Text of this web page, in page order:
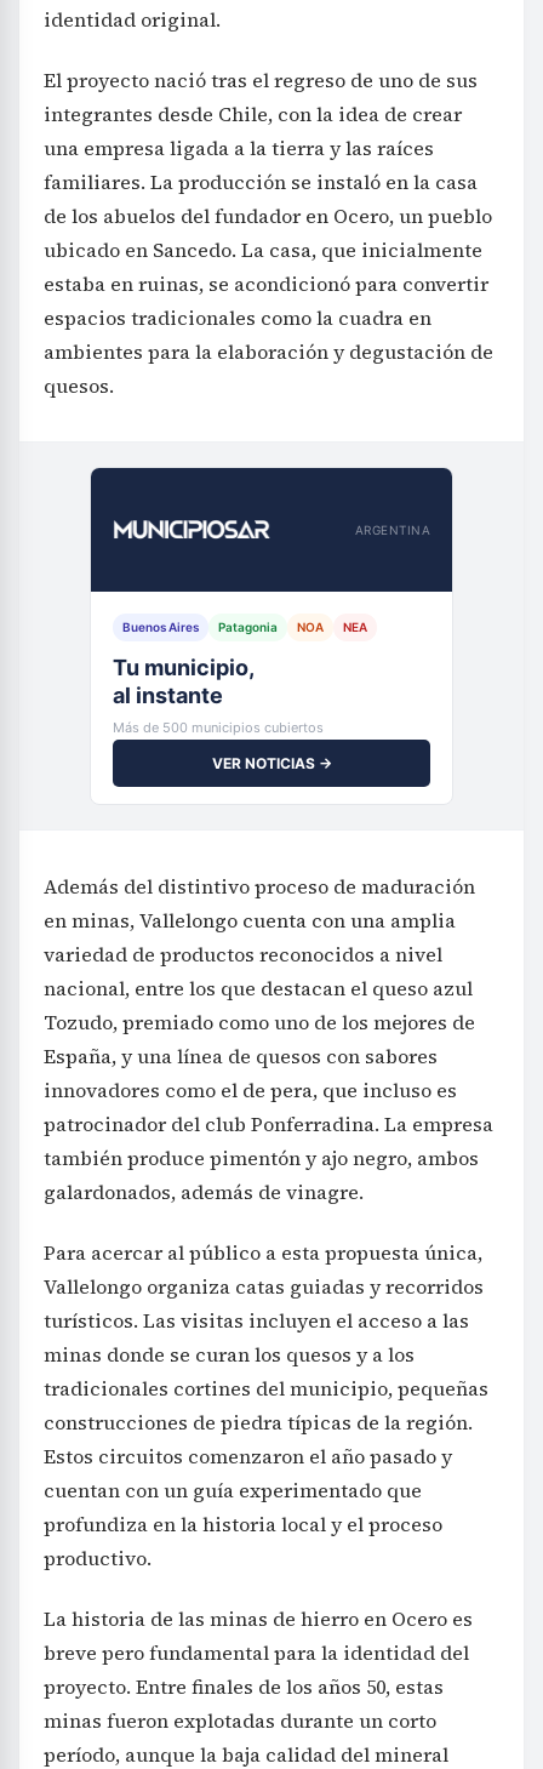
identidad original.
El proyecto nació tras el regreso de uno de sus
integrantes desde Chile, con la idea de crear
una empresa ligada a la tierra y las raíces
familiares. La producción se instaló en la casa
de los abuelos del fundador en Ocero, un pueblo
ubicado en Sancedo. La casa, que inicialmente
estaba en ruinas, se acondicionó para convertir
espacios tradicionales como la cuadra en
ambientes para la elaboración y degustación de
quesos.
ARGENTINA
Buenos Aires Patagonia NOA NEA
Tu municipio,
al instante
Más de 500 municipios cubiertos
VER NOTICIAS →
Además del distintivo proceso de maduración
en minas, Vallelongo cuenta con una amplia
variedad de productos reconocidos a nivel
nacional, entre los que destacan el queso azul
Tozudo, premiado como uno de los mejores de
España, y una línea de quesos con sabores
innovadores como el de pera, que incluso es
patrocinador del club Ponferradina. La empresa
también produce pimentón y ajo negro, ambos
galardonados, además de vinagre.
Para acercar al público a esta propuesta única,
Vallelongo organiza catas guiadas y recorridos
turísticos. Las visitas incluyen el acceso a las
minas donde se curan los quesos y a los
tradicionales cortines del municipio, pequeñas
construcciones de piedra típicas de la región.
Estos circuitos comenzaron el año pasado y
cuentan con un guía experimentado que
profundiza en la historia local y el proceso
productivo.
La historia de las minas de hierro en Ocero es
breve pero fundamental para la identidad del
proyecto. Entre finales de los años 50, estas
minas fueron explotadas durante un corto
período, aunque la baja calidad del mineral